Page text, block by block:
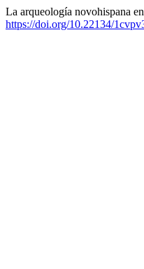
La arqueología novohispana
https://doi.org/10.22134/